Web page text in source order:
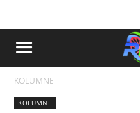
KOLUMNE
KOLUMNE